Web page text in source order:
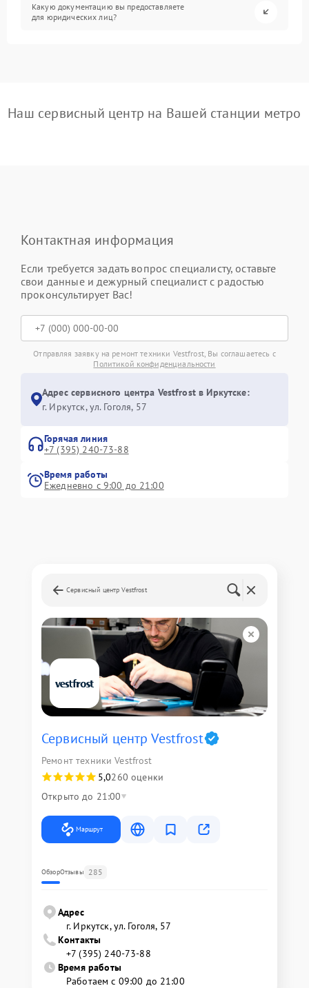
Какую документацию вы предоставляете
для юридических лиц?
Наш сервисный центр на Вашей станции метро
Контактная информация
Если требуется задать вопрос специалисту, оставьте
свои данные и дежурный специалист с радостью
проконсультирует Вас!
Отправляя заявку на ремонт техники Vestfrost, Вы соглашаетесь с
Политикой конфиденциальности
Адрес сервисного центра Vestfrost в Иркутске:
г. Иркутск, ул. ​Гоголя, 57
Горячая линия
+7 (395) 240-73-88
Время работы
Ежедневно с 9:00 до 21:00
Сервисный центр Vestfrost
Сервисный центр Vestfrost
Ремонт техники Vestfrost
5,0260 оценки
Открыто до 21:00
Маршрут
ОбзорОтзывы 285
Адрес
г. Иркутск, ул. ​Гоголя, 57
Контакты
+7 (395) 240-73-88
Время работы
Работаем с 09:00 до 21:00